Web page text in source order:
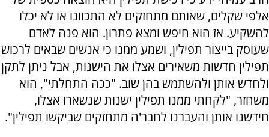
אלפי שקלים, שאותם מתחזקים לא התכוונו או לא יכלו
להשקיע. אז הוא חיפש ומצא פתרון. הוא פנה לאדם
שעוסק בייצור תפילין, ושמע ממנו כי אנשים שבאים לרכוש
תפילין חדשות משאירים אצלו את הישנות, אבל ניתן לתקן
ולחדש אותן ולהשתמש בהן שוב. "ככה התחלתי", הוא
משחזר, "לקחתי ממנו תפילין ישנות שנשארו אצלו,
חידשנו אותן והעברנו לחבר'ה מתחזקים שביקשו תפילין".